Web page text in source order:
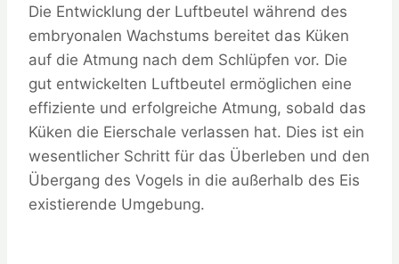
Die Entwicklung der Luftbeutel während des
embryonalen Wachstums bereitet das Küken
auf die Atmung nach dem Schlüpfen vor. Die
gut entwickelten Luftbeutel ermöglichen eine
effiziente und erfolgreiche Atmung, sobald das
Küken die Eierschale verlassen hat. Dies ist ein
wesentlicher Schritt für das Überleben und den
Übergang des Vogels in die außerhalb des Eis
existierende Umgebung.